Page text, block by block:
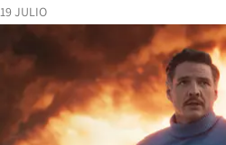
19 JULIO